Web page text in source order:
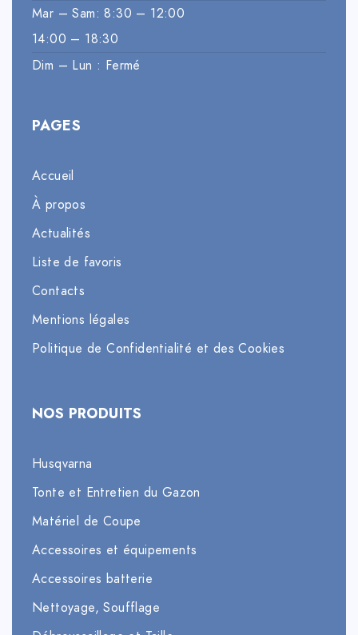
Mar – Sam: 8:30 – 12:00
14:00 – 18:30
Dim – Lun : Fermé
PAGES
Accueil
À propos
Actualités
Liste de favoris
Contacts
Mentions légales
Politique de Confidentialité et des Cookies
NOS PRODUITS
Husqvarna
Tonte et Entretien du Gazon
Matériel de Coupe
Accessoires et équipements
Accessoires batterie
Nettoyage, Soufflage